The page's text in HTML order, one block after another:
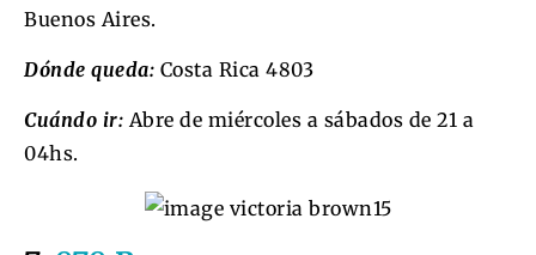
Buenos Aires.
Dónde queda: Costa Rica 4803
Cuándo ir: Abre de miércoles a sábados de 21 a
04hs.